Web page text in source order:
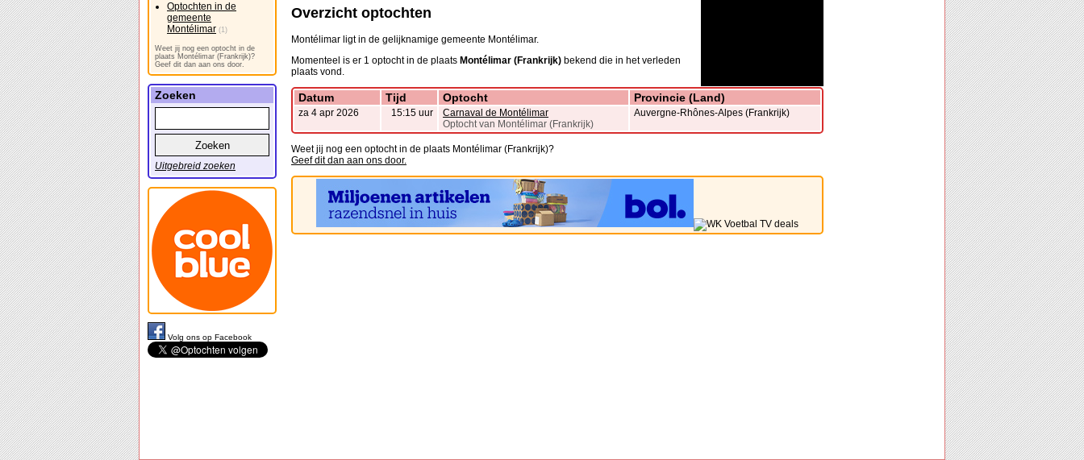
Overzicht optochten
Montélimar ligt in de gelijknamige gemeente Montélimar.
Momenteel is er 1 optocht in de plaats Montélimar (Frankrijk) bekend die in het verleden
plaats vond.
Datum Tijd Optocht Provincie (Land)
za 4 apr 2026 15:15 uur
Carnaval de Montélimar
Optocht van Montélimar (Frankrijk)
Auvergne-Rhônes-Alpes (Frankrijk)
Weet jij nog een optocht in de plaats Montélimar (Frankrijk)?
Geef dit dan aan ons door.
Optochten in de
gemeente
Montélimar (1)
Weet jij nog een optocht in de
plaats Montélimar (Frankrijk)?
Geef dit dan aan ons door.
Zoeken
Uitgebreid zoeken
Volg ons op Facebook